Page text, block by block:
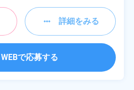
詳細をみる
WEBで応募する